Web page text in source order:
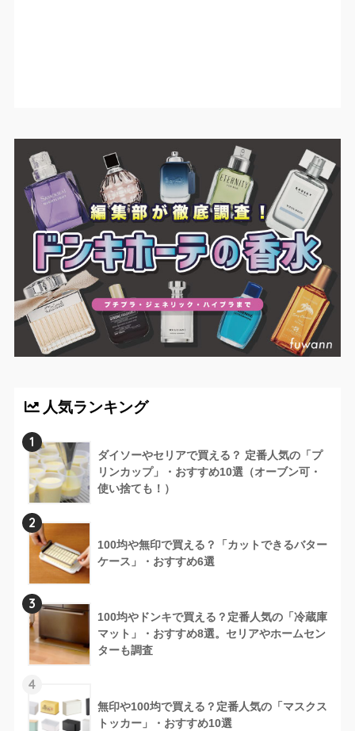
人気ランキング
1
ダイソーやセリアで買える？ 定番人気の「プ
リンカップ」・おすすめ10選（オーブン可・
使い捨ても！）
2
100均や無印で買える？「カットできるバター
ケース」・おすすめ6選
3
100均やドンキで買える？定番人気の「冷蔵庫
マット」・おすすめ8選。セリアやホームセン
ターも調査
4
無印や100均で買える？定番人気の「マスクス
トッカー」・おすすめ10選